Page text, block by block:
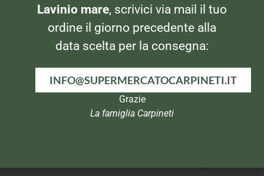
Lavinio mare, scrivici via mail il tuo
ordine il giorno precedente alla
data scelta per la consegna:
INFO@SUPERMERCATOCARPINETI.IT
Grazie
La famiglia Carpineti